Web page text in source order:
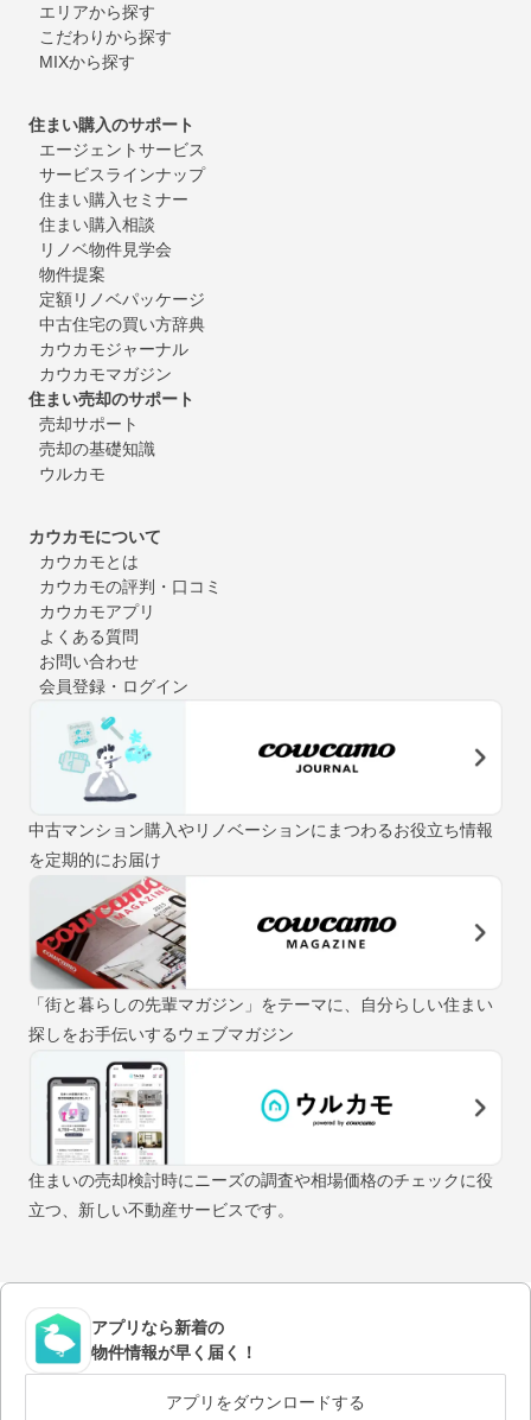
エリアから探す
こだわりから探す
MIXから探す
住まい購入のサポート
エージェントサービス
サービスラインナップ
住まい購入セミナー
住まい購入相談
リノベ物件見学会
物件提案
定額リノベパッケージ
中古住宅の買い方辞典
カウカモジャーナル
カウカモマガジン
住まい売却のサポート
売却サポート
売却の基礎知識
ウルカモ
カウカモについて
カウカモとは
カウカモの評判・口コミ
カウカモアプリ
よくある質問
お問い合わせ
会員登録・ログイン
中古マンション購入やリノベーションにまつわるお役立ち情報
を定期的にお届け
「街と暮らしの先輩マガジン」をテーマに、自分らしい住まい
探しをお手伝いするウェブマガジン
住まいの売却検討時にニーズの調査や相場価格のチェックに役
立つ、新しい不動産サービスです。
アプリなら新着の
物件情報が早く届く！
アプリをダウンロードする